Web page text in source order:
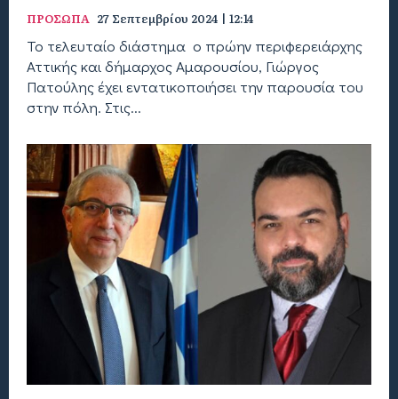
ΠΡΟΣΩΠΑ 27 Σεπτεμβρίου 2024 | 12:14
Το τελευταίο διάστημα ο πρώην περιφερειάρχης
Αττικής και δήμαρχος Αμαρουσίου, Γιώργος
Πατούλης έχει εντατικοποιήσει την παρουσία του
στην πόλη. Στις...